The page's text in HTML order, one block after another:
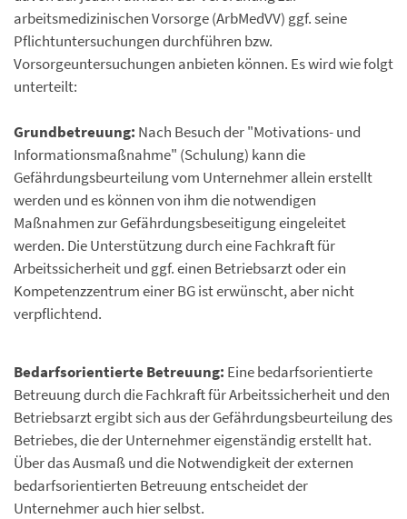
arbeitsmedizinischen Vorsorge (ArbMedVV) ggf. seine
Pflichtuntersuchungen durchführen bzw.
Vorsorgeuntersuchungen anbieten können. Es wird wie folgt
unterteilt:
Grundbetreuung: Nach Besuch der "Motivations- und
Informationsmaßnahme" (Schulung) kann die
Gefährdungsbeurteilung vom Unternehmer allein erstellt
werden und es können von ihm die notwendigen
Maßnahmen zur Gefährdungsbeseitigung eingeleitet
werden. Die Unterstützung durch eine Fachkraft für
Arbeitssicherheit und ggf. einen Betriebsarzt oder ein
Kompetenzzentrum einer BG ist erwünscht, aber nicht
verpflichtend.
Bedarfsorientierte Betreuung: Eine bedarfsorientierte
Betreuung durch die Fachkraft für Arbeitssicherheit und den
Betriebsarzt ergibt sich aus der Gefährdungsbeurteilung des
Betriebes, die der Unternehmer eigenständig erstellt hat.
Über das Ausmaß und die Notwendigkeit der externen
bedarfsorientierten Betreuung entscheidet der
Unternehmer auch hier selbst.